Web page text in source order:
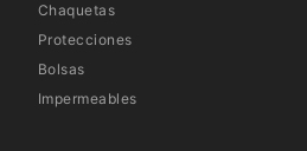
Chaquetas
Protecciones
Bolsas
Impermeables